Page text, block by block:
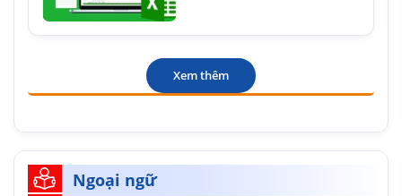
Xem thêm
Ngoại ngữ